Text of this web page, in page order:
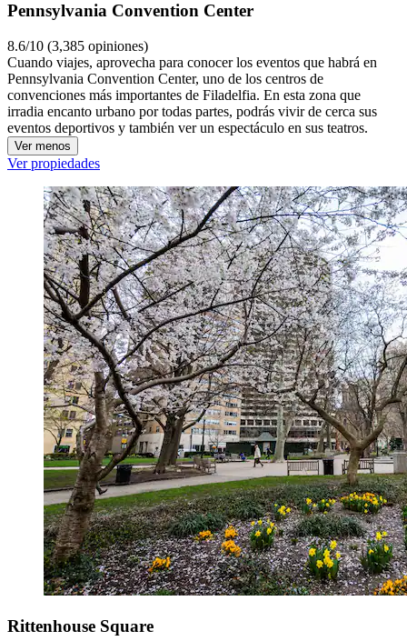
Pennsylvania Convention Center
8.6/10 (3,385 opiniones)
Cuando viajes, aprovecha para conocer los eventos que habrá en
Pennsylvania Convention Center, uno de los centros de
convenciones más importantes de Filadelfia. En esta zona que
irradia encanto urbano por todas partes, podrás vivir de cerca sus
eventos deportivos y también ver un espectáculo en sus teatros.
Ver menos
Ver propiedades
Rittenhouse Square